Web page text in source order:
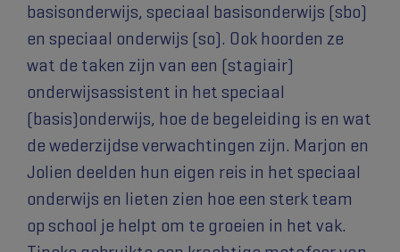
basisonderwijs, speciaal basisonderwijs (sbo)
en speciaal onderwijs (so). Ook hoorden ze
wat de taken zijn van een (stagiair)
onderwijsassistent in het speciaal
(basis)onderwijs, hoe de begeleiding is en wat
de wederzijdse verwachtingen zijn. Marjon en
Jolien deelden hun eigen reis in het speciaal
onderwijs en lieten zien hoe een sterk team
op school je helpt om te groeien in het vak.